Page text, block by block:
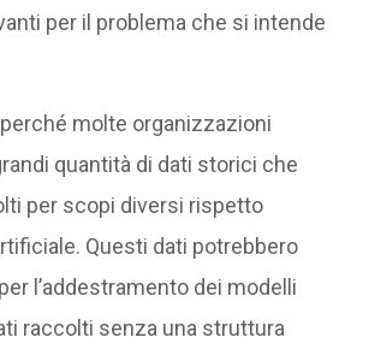
per il problema che si intende
molte organizzazioni
quantità di dati storici che
per scopi diversi rispetto
Questi dati potrebbero
l’addestramento dei modelli
raccolti senza una struttura